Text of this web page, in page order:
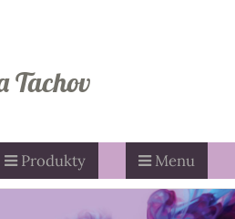
Tachov
Produkty Menu